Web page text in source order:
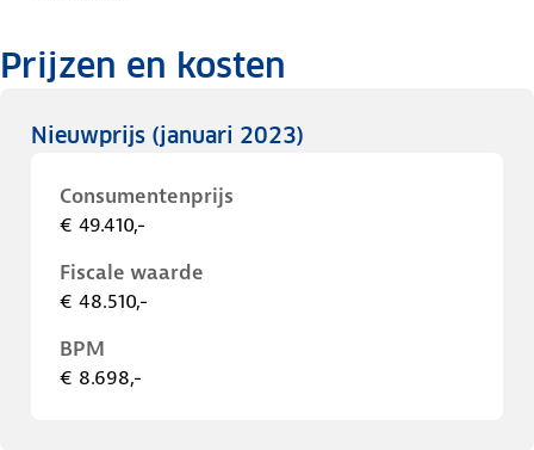
Prijzen en kosten
Nieuwprijs (januari 2023)
Consumentenprijs
€ 49.410,-
Fiscale waarde
€ 48.510,-
BPM
€ 8.698,-